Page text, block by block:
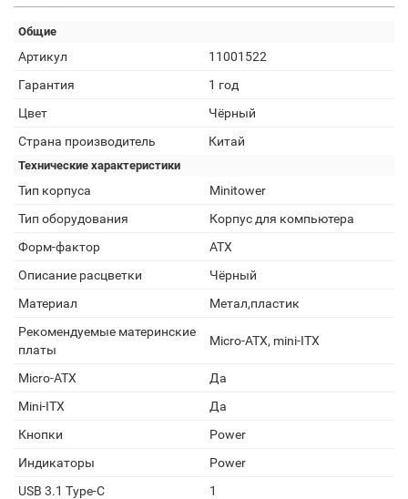
Общие
Артикул
11001522
Гарантия
1 год
Цвет
Чёрный
Страна производитель
Китай
Технические характеристики
Тип корпуса
Minitower
Тип оборудования
Корпус для компьютера
Форм-фактор
ATX
Описание расцветки
Чёрный
Материал
Метал,пластик
Рекомендуемые материнские
платы
Micro-ATX, mini-ITX
Micro-ATX
Да
Mini-ITX
Да
Кнопки
Power
Индикаторы
Power
USB 3.1 Type-C
1